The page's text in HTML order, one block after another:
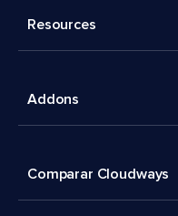
Resources
Addons
Comparar Cloudways